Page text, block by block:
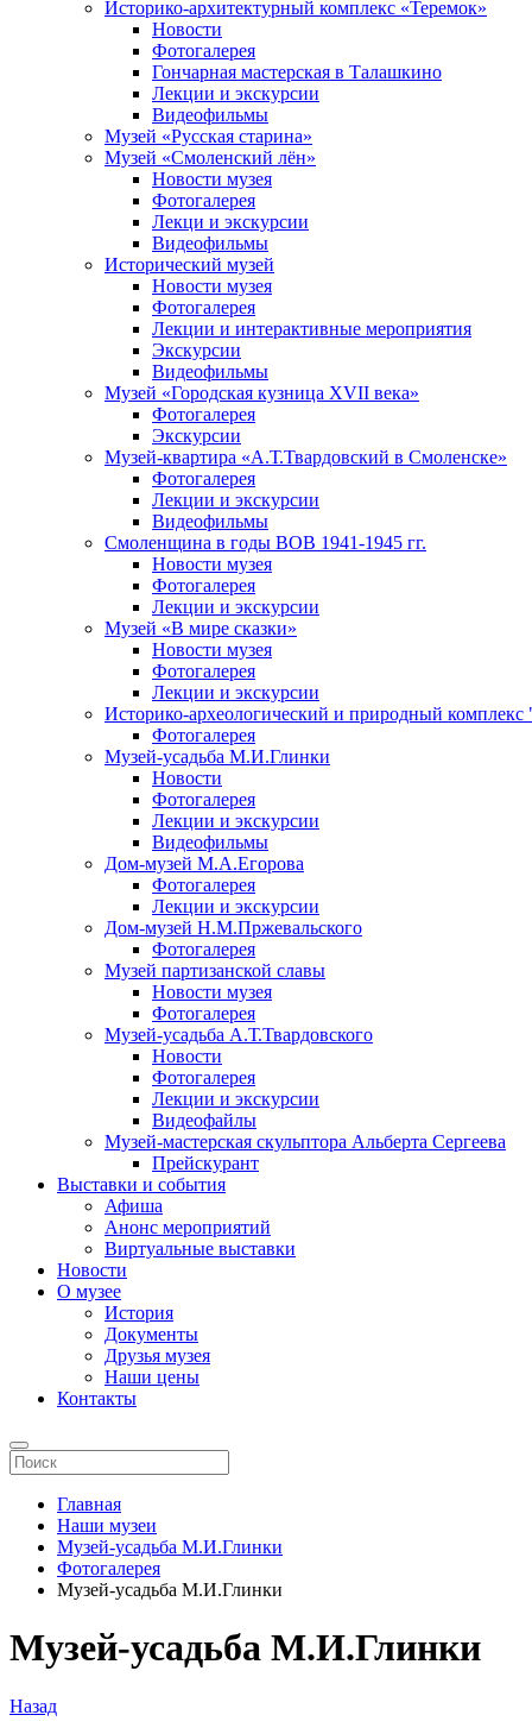
Историко-архитектурный комплекс «Теремок»
Новости
Фотогалерея
Гончарная мастерская в Талашкино
Лекции и экскурсии
Видеофильмы
Музей «Русская старина»
Музей «Смоленский лён»
Новости музея
Фотогалерея
Лекци и экскурсии
Видеофильмы
Исторический музей
Новости музея
Фотогалерея
Лекции и интерактивные мероприятия
Экскурсии
Видеофильмы
Музей «Городская кузница XVII века»
Фотогалерея
Экскурсии
Музей-квартира «А.Т.Твардовский в Смоленске»
Фотогалерея
Лекции и экскурсии
Видеофильмы
Смоленщина в годы ВОВ 1941-1945 гг.
Новости музея
Фотогалерея
Лекции и экскурсии
Музей «В мире сказки»
Новости музея
Фотогалерея
Лекции и экскурсии
Историко-археологический и природный комплекс
Фотогалерея
Музей-усадьба М.И.Глинки
Новости
Фотогалерея
Лекции и экскурсии
Видеофильмы
Дом-музей М.А.Егорова
Фотогалерея
Лекции и экскурсии
Дом-музей Н.М.Пржевальского
Фотогалерея
Музей партизанской славы
Новости музея
Фотогалерея
Музей-усадьба А.Т.Твардовского
Новости
Фотогалерея
Лекции и экскурсии
Видеофайлы
Музей-мастерская скульптора Альберта Сергеева
Прейскурант
Выставки и события
Афиша
Анонс мероприятий
Виртуальные выставки
Новости
О музее
История
Документы
Друзья музея
Наши цены
Контакты
Главная
Наши музеи
Музей-усадьба М.И.Глинки
Фотогалерея
Музей-усадьба М.И.Глинки
Музей-усадьба М.И.Глинки
Назад